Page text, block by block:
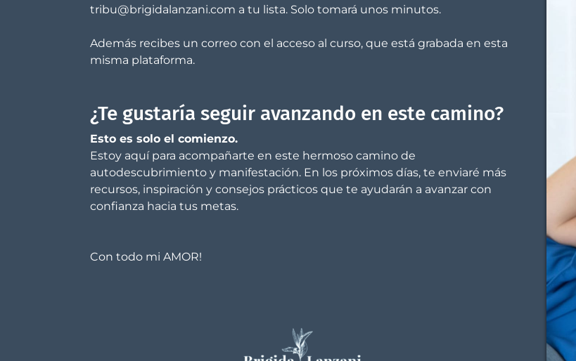
tribu@brigidalanzani.com a tu lista. Solo tomará unos minutos.
Además recibes un correo con el acceso al curso, que está grabada en esta
misma plataforma.
¿Te gustaría seguir avanzando en este camino?
Esto es solo el comienzo.
Estoy aquí para acompañarte en este hermoso camino de
autodescubrimiento y manifestación. En los próximos días, te enviaré más
recursos, inspiración y consejos prácticos que te ayudarán a avanzar con
confianza hacia tus metas.
Con todo mi AMOR!